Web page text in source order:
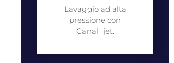
Lavaggio ad alta
pressione con
Canal_jet.